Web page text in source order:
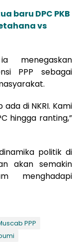
baru DPC PKB
vs
menegaskan
PPP sebagai
di NKRI. Kami
hingga ranting,”
politik di
akan semakin
menghadapi
PPP